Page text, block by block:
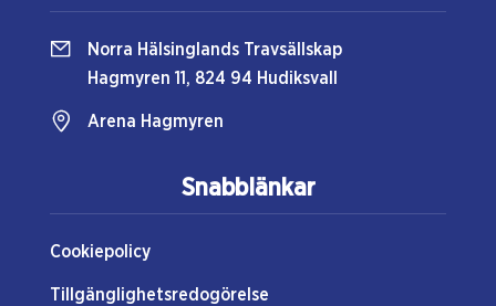
Snabblänkar
Cookiepolicy
Tillgänglighetsredogörelse
Norra Hälsinglands Travsällskap
Hagmyren 11, 824 94 Hudiksvall
Arena Hagmyren